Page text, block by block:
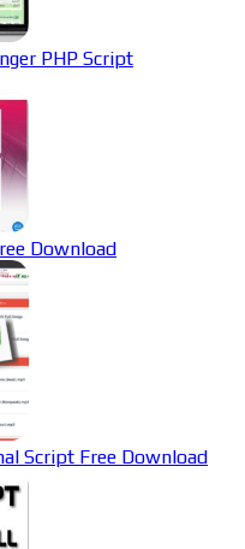
PHP Script
Download
Script Free Download